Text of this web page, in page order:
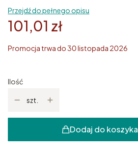
Przejdź do pełnego opisu
101,01 zł
Promocja trwa do 30 listopada 2026
Ilość
szt.
Dodaj do koszyka